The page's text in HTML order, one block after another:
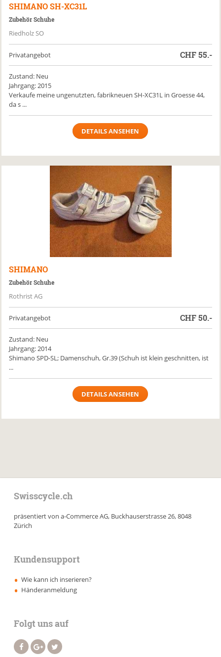
SHIMANO SH-XC31L
Zubehör Schuhe
Riedholz SO
Privatangebot CHF55.-
Zustand: Neu
Jahrgang: 2015
Verkaufe meine ungenutzten, fabrikneuen SH-XC31L in Groesse 44,
da s ...
DETAILS ANSEHEN
SHIMANO
Zubehör Schuhe
Rothrist AG
Privatangebot CHF50.-
Zustand: Neu
Jahrgang: 2014
Shimano SPD-SL; Damenschuh, Gr.39 (Schuh ist klein geschnitten, ist
...
DETAILS ANSEHEN
Swisscycle.ch
präsentiert von a-Commerce AG, Buckhauserstrasse 26, 8048
Zürich
Kundensupport
Wie kann ich inserieren?
Händeranmeldung
Folgt uns auf